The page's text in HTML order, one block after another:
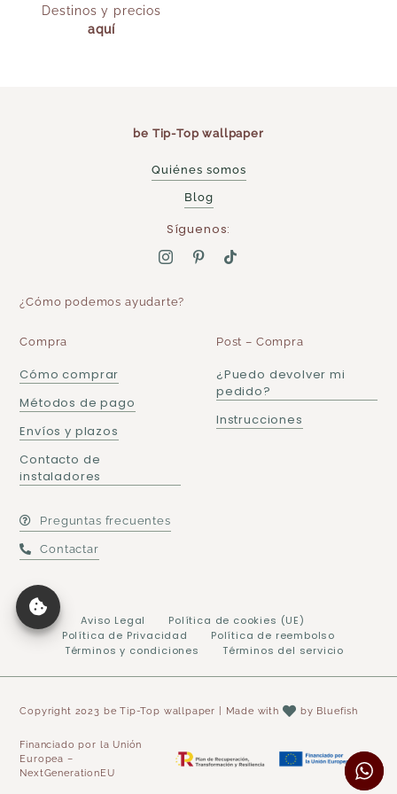
Destinos y precios
aquí
be Tip-Top wallpaper
Quiénes somos
Blog
Síguenos:
¿Cómo podemos ayudarte?
Compra
Cómo comprar
Métodos de pago
Envíos y plazos
Contacto de
instaladores
Post – Compra
¿Puedo devolver mi
pedido?
Instrucciones
Preguntas frecuentes
Contactar
Aviso Legal
Política de cookies (UE)
Política de Privacidad
Política de reembolso
Términos y condiciones
Términos del servicio
Copyright 2023 be Tip-Top wallpaper | Made with by Bluefish
Financiado por la Unión
Europea –
NextGenerationEU